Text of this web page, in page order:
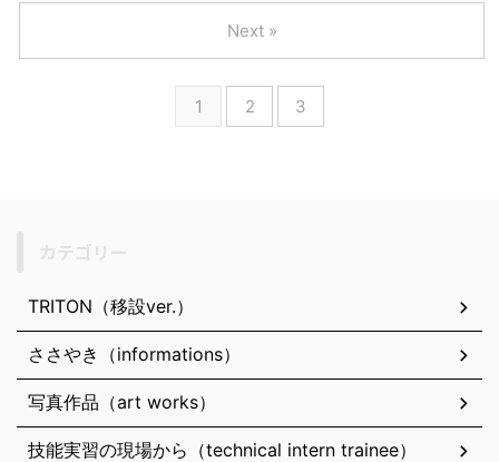
1 2 3
Next »
TRITON（移設ver.）
ささやき（informations）
写真作品（art works）
技能実習の現場から（technical intern trainee）